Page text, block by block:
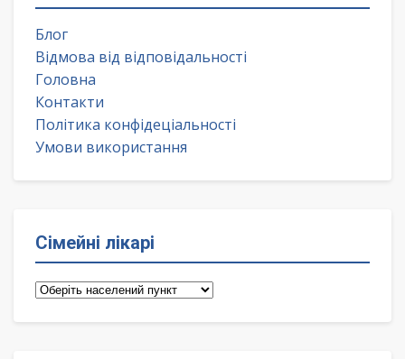
Блог
Відмова від відповідальності
Головна
Контакти
Політика конфідеціальності
Умови використання
Сімейні лікарі
Сімейні